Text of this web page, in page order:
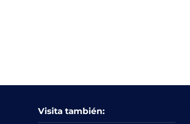
Visita también: